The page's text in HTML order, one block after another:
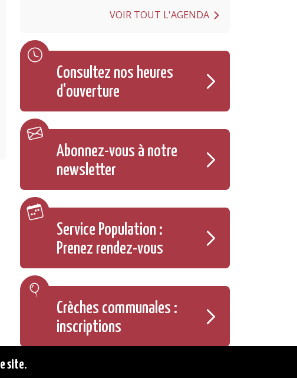
VOIR TOUT L'AGENDA
Consultez nos heures
d'ouverture
Abonnez-vous à notre
newsletter
Service Population :
Prenez rendez-vous
Crèches communales :
inscriptions
site.